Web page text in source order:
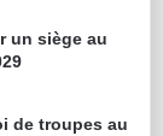
un siège au
de troupes au